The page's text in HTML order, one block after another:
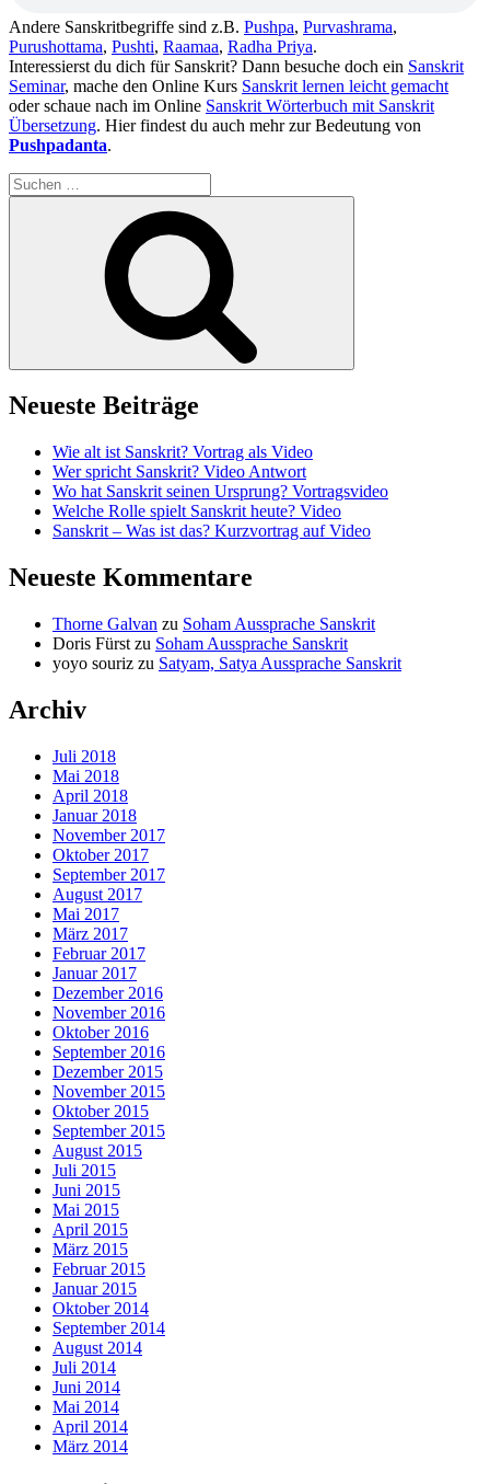
Andere Sanskritbegriffe sind z.B. Pushpa, Purvashrama,
Purushottama, Pushti, Raamaa, Radha Priya.
Interessierst du dich für Sanskrit? Dann besuche doch ein Sanskrit
Seminar, mache den Online Kurs Sanskrit lernen leicht gemacht
oder schaue nach im Online Sanskrit Wörterbuch mit Sanskrit
Übersetzung. Hier findest du auch mehr zur Bedeutung von
Pushpadanta.
Suchen
nach:
Neueste Beiträge
Wie alt ist Sanskrit? Vortrag als Video
Wer spricht Sanskrit? Video Antwort
Wo hat Sanskrit seinen Ursprung? Vortragsvideo
Welche Rolle spielt Sanskrit heute? Video
Sanskrit – Was ist das? Kurzvortrag auf Video
Neueste Kommentare
Thorne Galvan zu Soham Aussprache Sanskrit
Doris Fürst zu Soham Aussprache Sanskrit
yoyo souriz zu Satyam, Satya Aussprache Sanskrit
Archiv
Juli 2018
Mai 2018
April 2018
Januar 2018
November 2017
Oktober 2017
September 2017
August 2017
Mai 2017
März 2017
Februar 2017
Januar 2017
Dezember 2016
November 2016
Oktober 2016
September 2016
Dezember 2015
November 2015
Oktober 2015
September 2015
August 2015
Juli 2015
Juni 2015
Mai 2015
April 2015
März 2015
Februar 2015
Januar 2015
Oktober 2014
September 2014
August 2014
Juli 2014
Juni 2014
Mai 2014
April 2014
März 2014